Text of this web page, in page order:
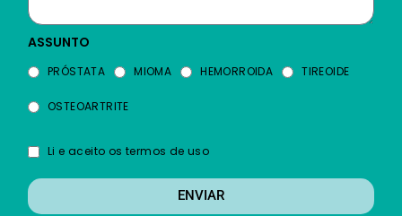
ASSUNTO
PRÓSTATA MIOMA HEMORROIDA TIREOIDE
OSTEOARTRITE
Li e aceito os termos de uso
ENVIAR